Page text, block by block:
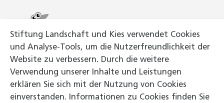
Hauptpartner
Stiftung Landschaft und Kies verwendet Cookies
und Analyse-Tools, um die Nutzerfreundlichkeit der
Website zu verbessern. Durch die weitere
Verwendung unserer Inhalte und Leistungen
erklären Sie sich mit der Nutzung von Cookies
einverstanden. Informationen zu Cookies finden Sie